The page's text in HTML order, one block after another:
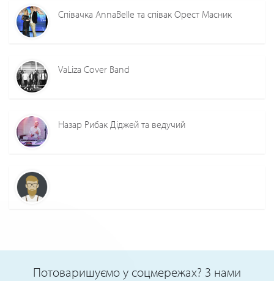
Співачка AnnaBelle та співак Орест Масник
VaLiza Cover Band
Назар Рибак Діджей та ведучий
Потоваришуємо у соцмережах? З нами